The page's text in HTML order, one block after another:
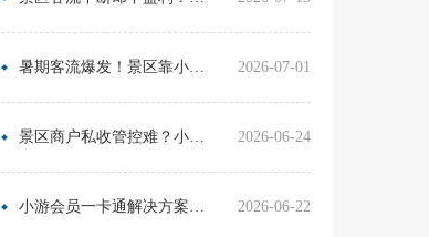
暑期客流爆发！景区靠小游票务系统，轻松拿捏旺季流量与口碑 2026-07-01
景区商户私收管控难？小游票务系统统一收银方案，从根源杜绝私自收款 2026-06-24
小游会员一卡通解决方案：消费游玩更省心！ 2026-06-22